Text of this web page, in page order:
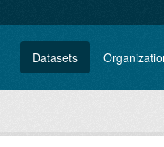
Datasets